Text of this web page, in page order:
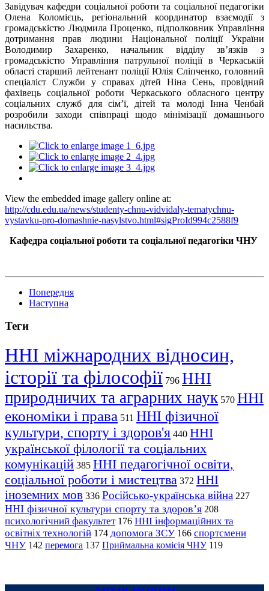
Завідувач кафедри соціальної роботи та соціальної педагогіки
Олена Коломієць, регіональний координатор взаємодії з
громадськістю Людмила Проценко, підполковник Управління
дотримання прав людини Національної поліції України
Володимир Захаренко, начальник відділу зв’язків з
громадськістю Управління патрульної поліції в Черкаській
області старший лейтенант поліції Юлія Сліпченко, головний
спеціаліст Служби у справах дітей Ніна Сень, провідний
фахівець соціальної роботи Черкаського обласного центру
соціальних служб для сім’ї, дітей та молоді Інна Ченбай
розробили заходи співпраці щодо мінімізації домашнього
насильства.
View the embedded image gallery online at:
http://cdu.edu.ua/news/studenty-chnu-vidvidaly-tematychnu-
vystavku-pro-domashnie-nasylstvo.html#sigProId994c2588f9
Кафедра соціальної роботи та соціальної педагогіки ЧНУ
Попередня
Наступна
Теги
ННІ міжнародних відносин,
історії та філософії 796 ННІ
природничих та аграрних наук 570 ННІ
економіки і права 511 ННІ фізичної
культури, спорту і здоров'я 440 ННІ
української філології та соціальних
комунікацій 385 ННІ педагогічної освіти,
соціальної роботи і мистецтва 372 ННІ
іноземних мов 336 Російсько-українська війна 227
ННІ фізичної культури спорту та здоров’я 208
психологічний факультет 176 ННІ інформаційних та
освітніх технологій 174 допомога ЗСУ 166 спортсмени
ЧНУ 142 перемога 137 Приймальна комісія ЧНУ 119